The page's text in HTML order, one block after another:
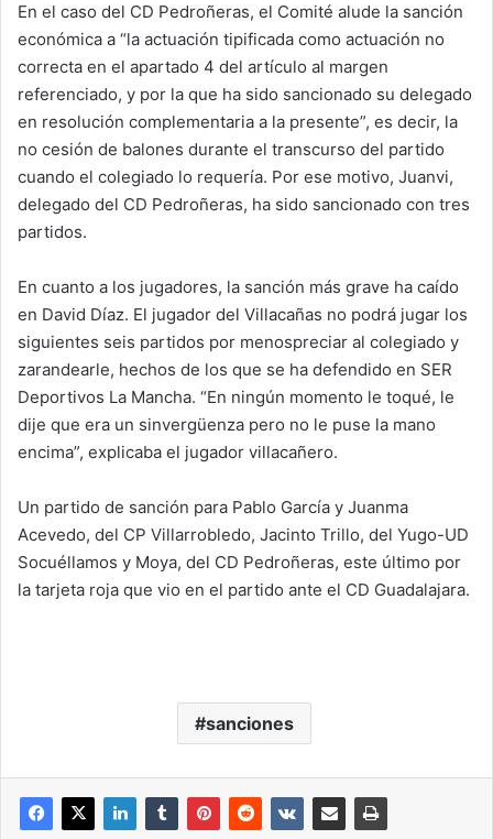
En el caso del CD Pedroñeras, el Comité alude la sanción
económica a “la actuación tipificada como actuación no
correcta en el apartado 4 del artículo al margen
referenciado, y por la que ha sido sancionado su delegado
en resolución complementaria a la presente”, es decir, la
no cesión de balones durante el transcurso del partido
cuando el colegiado lo requería. Por ese motivo, Juanvi,
delegado del CD Pedroñeras, ha sido sancionado con tres
partidos.
En cuanto a los jugadores, la sanción más grave ha caído
en David Díaz. El jugador del Villacañas no podrá jugar los
siguientes seis partidos por menospreciar al colegiado y
zarandearle, hechos de los que se ha defendido en SER
Deportivos La Mancha. “En ningún momento le toqué, le
dije que era un sinvergüenza pero no le puse la mano
encima”, explicaba el jugador villacañero.
Un partido de sanción para Pablo García y Juanma
Acevedo, del CP Villarrobledo, Jacinto Trillo, del Yugo-UD
Socuéllamos y Moya, del CD Pedroñeras, este último por
la tarjeta roja que vio en el partido ante el CD Guadalajara.
sanciones